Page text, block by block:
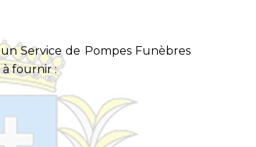
Service de Pompes Funèbres
fournir :